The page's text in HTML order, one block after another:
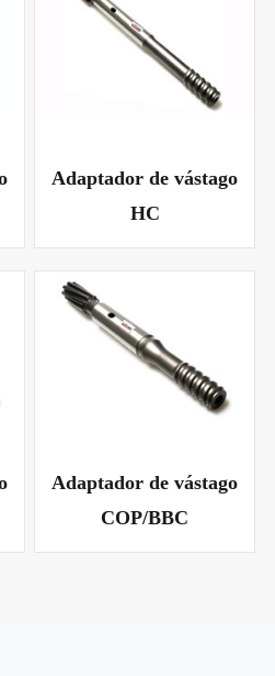
Adaptador de vástago
HC
Adaptador de vástago
COP/BBC